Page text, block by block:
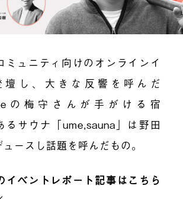
ミュニティ向けのオンラインイ
壇し、大きな反響を呼んだ
の梅守さんが手がける宿
るサウナ「ume,sauna」は野田
ースし話題を呼んだもの。
イベントレポート記事はこちら